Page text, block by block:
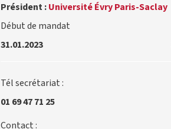
Président :Université Évry Paris-Saclay
Début de mandat
31.01.2023
Tél secrétariat :
01 69 47 71 25
Contact :